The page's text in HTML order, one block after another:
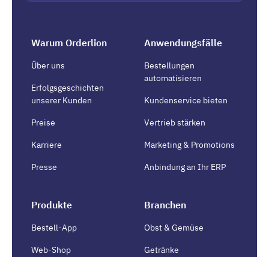
Warum Orderlion
Über uns
Erfolgsgeschichten
unserer Kunden
Preise
Karriere
Presse
Anwendungsfälle
Bestellungen
automatisieren
Kundenservice bieten
Vertrieb stärken
Marketing & Promotions
Anbindung an Ihr ERP
Produkte
Bestell-App
Web-Shop
Branchen
Obst & Gemüse
Getränke